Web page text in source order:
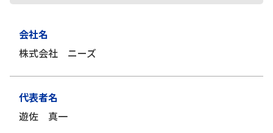
会社名
株式会社 ニーズ
代表者名
遊佐 真一